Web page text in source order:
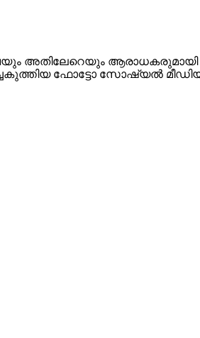
അതിലേറെയും ആരാധകരുമായി
ഫോട്ടോ സോഷ്യൽ